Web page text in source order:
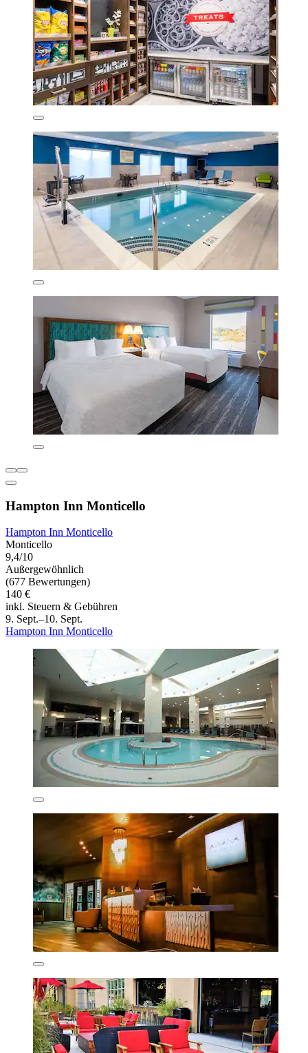
Hampton Inn Monticello
Hampton Inn Monticello
Monticello
9,4/10
Außergewöhnlich
(677 Bewertungen)
140 €
inkl. Steuern & Gebühren
9. Sept.–10. Sept.
Hampton Inn Monticello